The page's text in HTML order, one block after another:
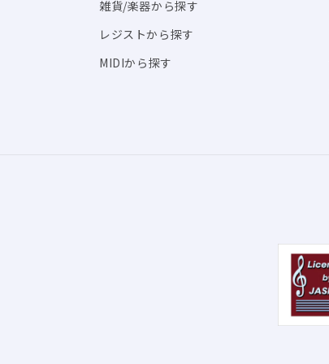
雑貨/楽器から探す
レジストから探す
MIDIから探す